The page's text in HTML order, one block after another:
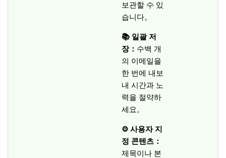
보관할 수 있
습니다。
📚 일괄 저
장： 수백 개
의 이메일을
한 번에 내보
내 시간과 노
력을 절약하
세요。
⚙️ 사용자 지
정 콘텐츠：
제목이나 본